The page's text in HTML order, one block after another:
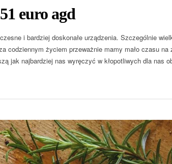
euro agd
i bardziej doskonałe urządzenia. Szczególnie
codziennym życiem przeważnie mamy mało czasu
jak najbardziej nas wyręczyć w kłopotliwych dla nas